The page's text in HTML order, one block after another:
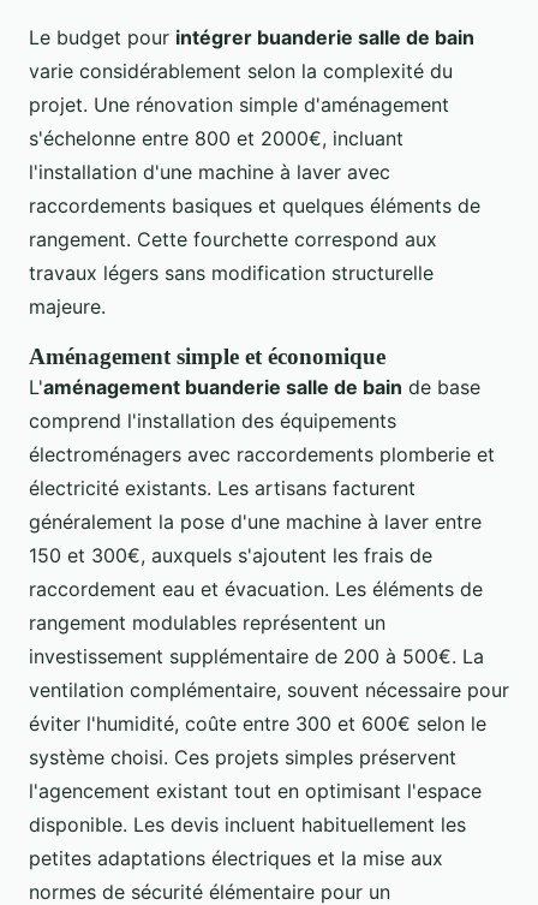
Le budget pour intégrer buanderie salle de bain
varie considérablement selon la complexité du
projet. Une rénovation simple d'aménagement
s'échelonne entre 800 et 2000€, incluant
l'installation d'une machine à laver avec
raccordements basiques et quelques éléments de
rangement. Cette fourchette correspond aux
travaux légers sans modification structurelle
majeure.
Aménagement simple et économique
L'aménagement buanderie salle de bain de base
comprend l'installation des équipements
électroménagers avec raccordements plomberie et
électricité existants. Les artisans facturent
généralement la pose d'une machine à laver entre
150 et 300€, auxquels s'ajoutent les frais de
raccordement eau et évacuation. Les éléments de
rangement modulables représentent un
investissement supplémentaire de 200 à 500€. La
ventilation complémentaire, souvent nécessaire pour
éviter l'humidité, coûte entre 300 et 600€ selon le
système choisi. Ces projets simples préservent
l'agencement existant tout en optimisant l'espace
disponible. Les devis incluent habituellement les
petites adaptations électriques et la mise aux
normes de sécurité élémentaire pour un